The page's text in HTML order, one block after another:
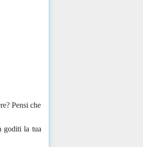
Pensi che
goditi la tua